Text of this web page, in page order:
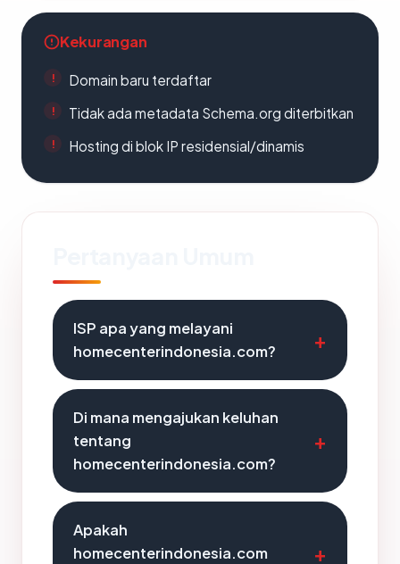
Kekurangan
Domain baru terdaftar
Tidak ada metadata Schema.org diterbitkan
Hosting di blok IP residensial/dinamis
ISP apa yang melayani
homecenterindonesia.com?
Di mana mengajukan keluhan
tentang
homecenterindonesia.com?
Apakah
homecenterindonesia.com